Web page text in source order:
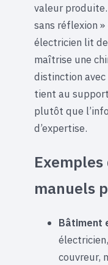
valeur
sans réflexion
électricien lit
maîtrise une
distinction
tient au
plutôt que
d’expertise.
manuels
Bâtiment
couvreur,